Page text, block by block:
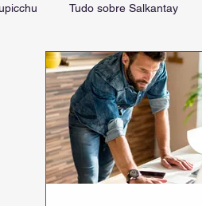
Tudo sobre Salkantay
Cuzco - Cusco